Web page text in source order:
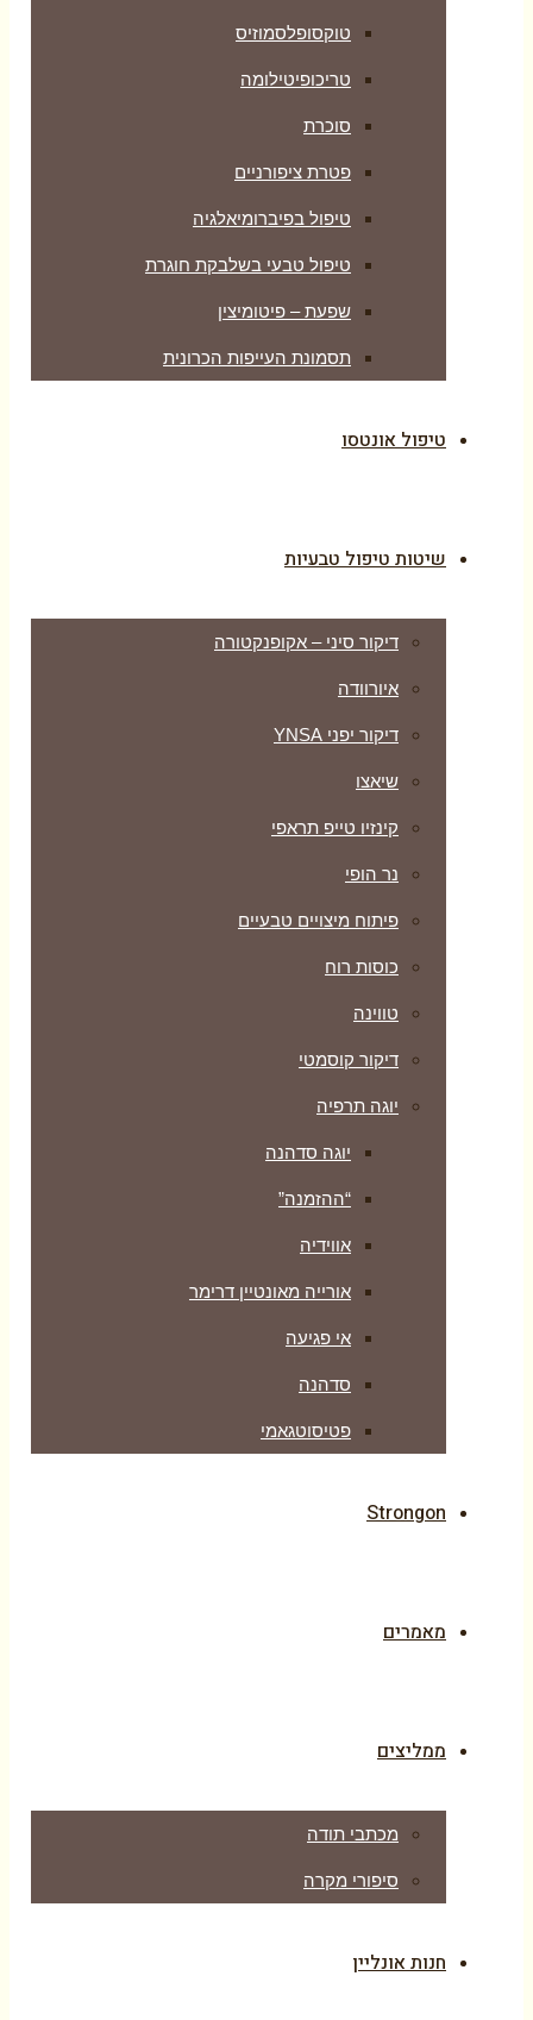
טוקסופלסמוזיס
טריכופיטילומה
סוכרת
פטרת ציפורניים
טיפול בפיברומיאלגיה
טיפול טבעי בשלבקת חוגרת
שפעת – פיטומיצין
תסמונת העייפות הכרונית
טיפול אונטסו
שיטות טיפול טבעיות
דיקור סיני – אקופנקטורה
איורוודה
דיקור יפני YNSA
שיאצו
קינזיו טייפ תראפי
נר הופי
פיתוח מיצויים טבעיים
כוסות רוח
טווינה
דיקור קוסמטי
יוגה תרפיה
יוגה סדהנה
“ההזמנה”
אווידיה
אורייה מאונטיין דרימר
אי פגיעה
סדהנה
פטיסוטגאמי
Strongon
מאמרים
ממליצים
מכתבי תודה
סיפורי מקרה
חנות אונליין